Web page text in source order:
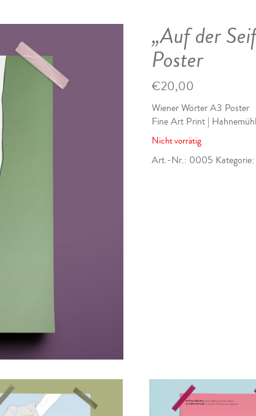
„Auf der
Poster
€20,00
Wiener Wörter A3 Poster
Fine Art Print |
Nicht vorrätig
Art.-Nr.: 0005 Kategorie: